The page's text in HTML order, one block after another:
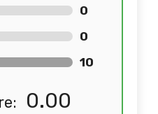
0
0
10
0.00